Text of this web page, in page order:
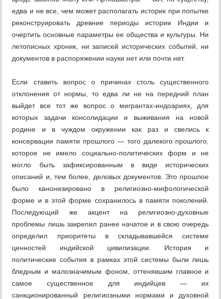
едва и не все, чем может располагать историк при попытке
реконструировать древние периоды истории Индии и
очертить основные параметры ее общества и культуры. Ни
летописных хроник, ни записей исторических событий, ни
документов в распоряжении науки нет или почти нет.
Если ставить вопрос о причинах столь существенного
отклонения от нормы, то едва ли не на передний план
выйдет все тот же вопрос о мигрантах-индоариях, для
которых задачи консолидации и выживания на новой
родине и в чуждом окружении как раз и свелись к
консервации памяти прошлого — того далекого прошлого,
которое не имело социально-политических форм и не
могло быть зафиксированным в виде исторических
описаний и, тем более, деловых документов. Это прошлое
было канонизировано в религиозно-мифологической
форме и в этой форме сохранилось в памяти поколений.
Последующий же акцент на религиозно-духовные
проблемы лишь закрепил ранее начатое и в свою очередь
определил приоритеты в складывавшейся системе
ценностей индийской цивилизации. История и
политические события в рамках этой системы были лишь
бледным и малозначимым фоном, оттенявшим главное и
самое существенное для индийцев — их
санкционированный религиозными нормами и духовной